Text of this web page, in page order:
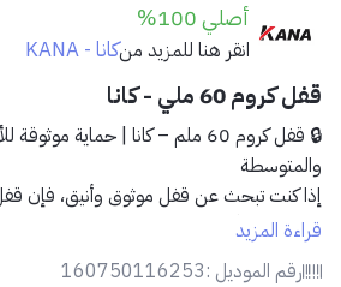
أصلي 100%
انقر هنا للمزيد منكانا - KANA
قفل كروم 60 ملي - كانا
🔒 قفل كروم 60 ملم – كانا | حماية
والمتوسطة
إذا كنت تبحث عن قفل موثوق وأنيق، فإن قفل
هو خيارك الأمثل. تصميمه المتين بحجم عملي
الداخلية وأبواب المكاتب الصغيرة، مع
قراءة المزيد
رقم الموديل :160750116253